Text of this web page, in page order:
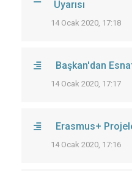
Uyarısı
14 Ocak 2020, 17:18
Başkan'dan
14 Ocak 2020, 17:17
Erasmus+
14 Ocak 2020, 17:16